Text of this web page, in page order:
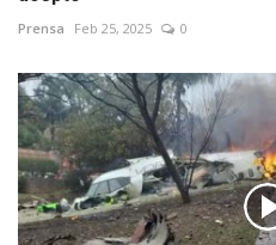
Prensa Feb 25, 2025 0